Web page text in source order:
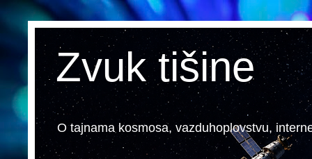
Zvuk tišine
O tajnama kosmosa, vazduhoplovstvu,